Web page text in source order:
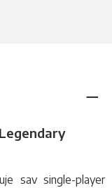
sav single-player